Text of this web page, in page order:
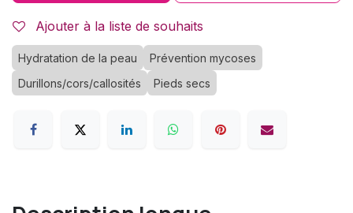
Ajouter à la liste de souhaits
Hydratation de la peau
Prévention mycoses
Durillons/cors/callosités
Pieds secs